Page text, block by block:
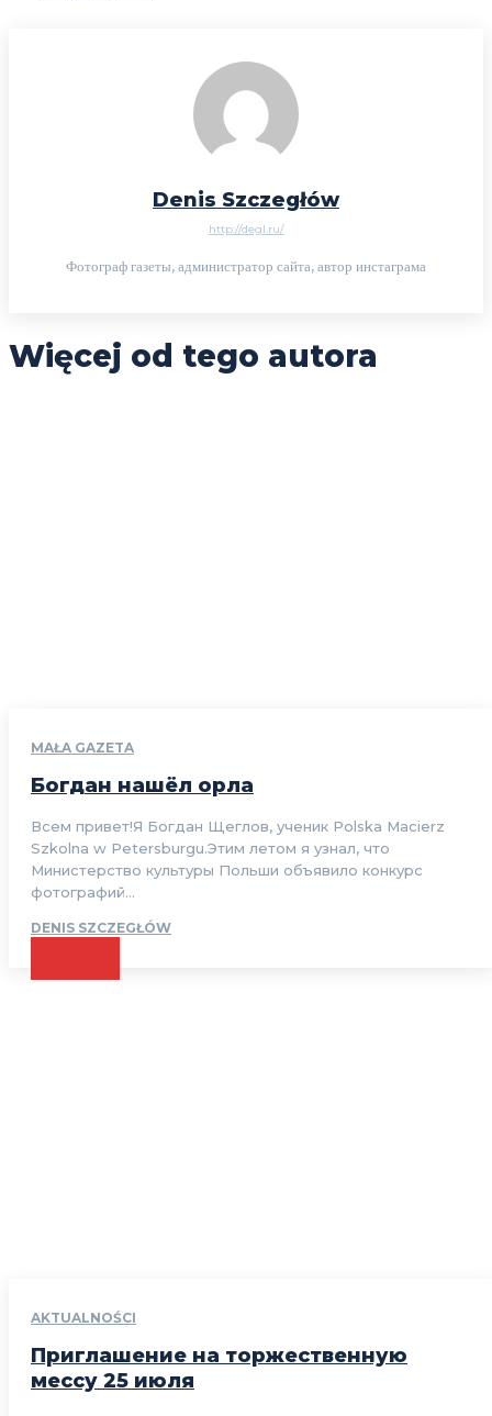
Denis Szczegłów
http://degl.ru/
Фотограф газеты, администратор сайта, автор инстаграма
Więcej od tego autora
MAŁA GAZETA
Богдан нашёл орла
Всем привет!Я Богдан Щеглов, ученик Polska Macierz
Szkolna w Petersburgu.Этим летом я узнал, что
Министерство культуры Польши объявило конкурс
фотографий...
DENIS SZCZEGŁÓW
AKTUALNOŚCI
Приглашение на торжественную
мессу 25 июля